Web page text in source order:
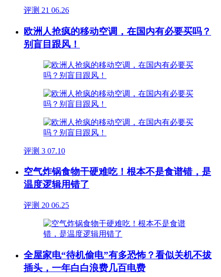
评测 21 06.26
欧洲人抢疯的移动空调，在国内有必要买吗？
别盲目跟风！
评测 3 07.10
空气炸锅食物干硬难吃！根本不是食谱错，是
温度逻辑用错了
评测 20 06.25
全屋家电“待机偷电”有多恐怖？看似关机不拔
插头，一年白白浪费几百电费